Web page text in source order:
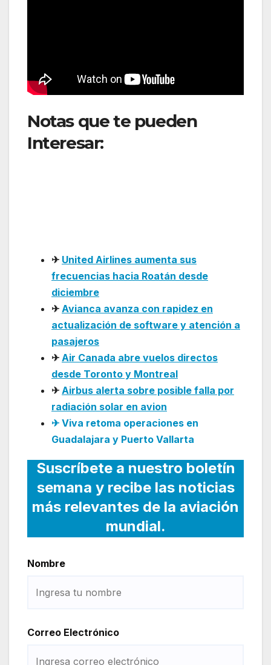
Notas que te pueden
Interesar:
✈ United Airlines aumenta sus
frecuencias hacia Roatán desde
diciembre
✈ Avianca avanza con rapidez en
actualización de software y atención a
pasajeros
✈ Air Canada abre vuelos directos
desde Toronto y Montreal
✈ Airbus alerta sobre posible falla por
radiación solar en avion
✈ Viva retoma operaciones en
Guadalajara y Puerto Vallarta
Suscríbete a nuestro boletín
semana y recibe las noticias
más relevantes de la aviación
mundial.
Nombre
Correo Electrónico